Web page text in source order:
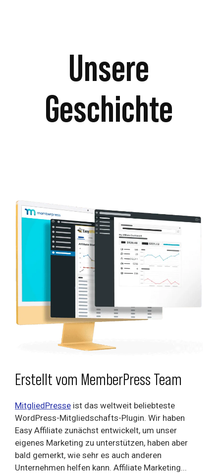
Unsere
Geschichte
Erstellt vom MemberPress Team
MitgliedPresse ist das weltweit beliebteste
WordPress-Mitgliedschafts-Plugin. Wir haben
Easy Affiliate zunächst entwickelt, um unser
eigenes Marketing zu unterstützen, haben aber
bald gemerkt, wie sehr es auch anderen
Unternehmen helfen kann. Affiliate Marketing...